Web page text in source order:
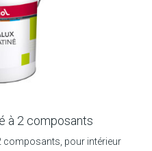
à 2 composants
composants, pour intérieur